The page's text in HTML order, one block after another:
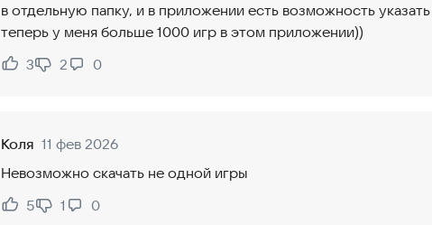
в отдельную папку, и в приложении есть возможность
теперь у меня больше 1000 игр в этом приложении))
Нравится:
3
Не нравится:
2 0
Коля 11 фев 2026
Невозможно скачать не одной игры
Нравится:
5
Не нравится:
1 0